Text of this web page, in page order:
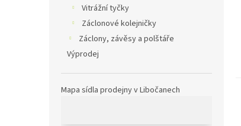
Vitrážní tyčky
Záclonové kolejničky
Záclony, závěsy a polštáře
Výprodej
Mapa sídla prodejny v Libočanech